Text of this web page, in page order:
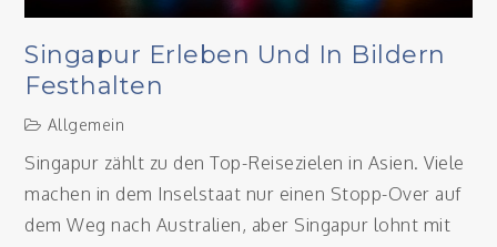
Singapur Erleben Und In Bildern
Festhalten
Allgemein
Singapur zählt zu den Top-Reisezielen in Asien. Viele
machen in dem Inselstaat nur einen Stopp-Over auf
dem Weg nach Australien, aber Singapur lohnt mit